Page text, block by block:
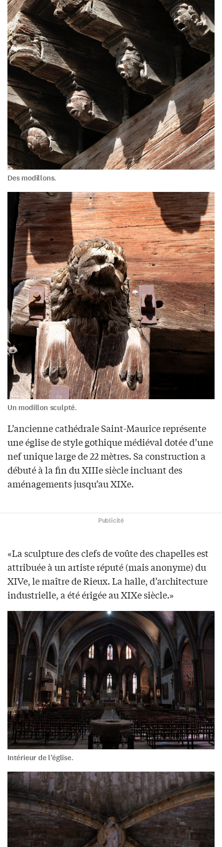
Des modillons.
Un modillon sculpté.
L’ancienne cathédrale Saint-Maurice représente
une église de style gothique médiéval dotée d’une
nef unique large de 22 mètres. Sa construction a
débuté à la fin du XIIIe siècle incluant des
aménagements jusqu’au XIXe.
Publicité
«La sculpture des clefs de voûte des chapelles est
attribuée à un artiste réputé (mais anonyme) du
XIVe, le maître de Rieux. La halle, d’architecture
industrielle, a été érigée au XIXe siècle.»
Intérieur de l’église.